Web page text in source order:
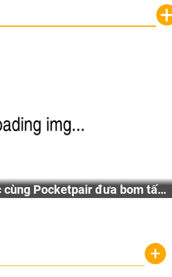
cùng Pocketpair đưa bom tấn
chính thức từ công ty game Nhật Bản
+